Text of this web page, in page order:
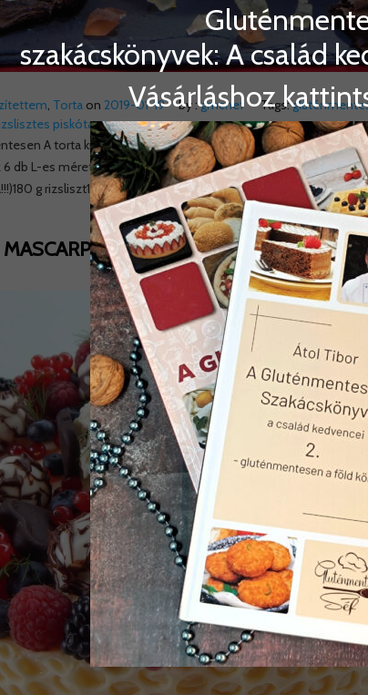
, Torta on 2019-01-19 by :gmchef Tags:
piskóta
A torta krémje a megadott arányokkal növényi tejjel is
db L-es méretű tojás( 60-65 g, ha kisebb tojásokkal dolgozunk,
g rizsliszt120 g kristálycukor30 g olvasztott vaj / étolaj Az
MASCARPONÉS – FEHÉR CSOKIS TORTA
szakácskönyvek: A család
Vásárláshoz